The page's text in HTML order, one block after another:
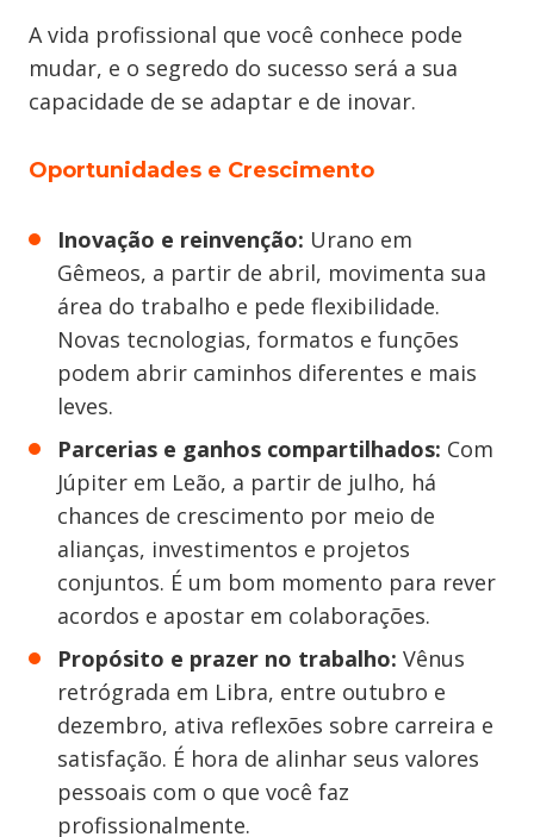
A vida profissional que você conhece pode
mudar, e o segredo do sucesso será a sua
capacidade de se adaptar e de inovar.
Oportunidades e Crescimento
Inovação e reinvenção: Urano em
Gêmeos, a partir de abril, movimenta sua
área do trabalho e pede flexibilidade.
Novas tecnologias, formatos e funções
podem abrir caminhos diferentes e mais
leves.
Parcerias e ganhos compartilhados: Com
Júpiter em Leão, a partir de julho, há
chances de crescimento por meio de
alianças, investimentos e projetos
conjuntos. É um bom momento para rever
acordos e apostar em colaborações.
Propósito e prazer no trabalho: Vênus
retrógrada em Libra, entre outubro e
dezembro, ativa reflexões sobre carreira e
satisfação. É hora de alinhar seus valores
pessoais com o que você faz
profissionalmente.